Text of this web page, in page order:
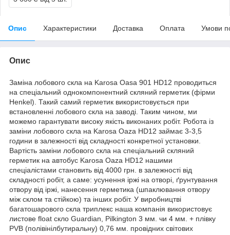
Опис Характеристики Доставка Оплата Умови
Опис
Заміна лобового скла на Karosa Oasa 901 HD12 проводиться
на спеціальний однокомпонентний скляний герметик (фірми
Henkel). Такий самий герметик використовується при
встановленні лобового скла на заводі. Таким чином, ми
можемо гарантувати високу якість виконаних робіт. Робота із
заміни лобового скла на Karosa Oaza HD12 займає 3-3,5
години в залежності від складності конкретної установки.
Вартість заміни лобового скла на спеціальний скляний
герметик на автобус Karosa Oaza HD12 нашими
спеціалістами становить від 4000 грн. в залежності від
складності робіт, а саме: усунення іржі на отворі, ґрунтування
отвору від іржі, нанесення герметика (шпаклювання отвору
між склом та стійкою) та інших робіт. У виробництві
багатошарового скла триплекс наша компанія використовує
листове float скло Guardian, Pilkington 3 мм. чи 4 мм. + плівку
PVB (полівінілбутиральну) 0,76 мм. провідних світових